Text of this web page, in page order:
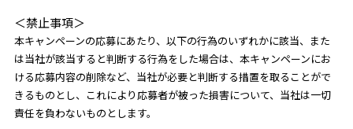
＜禁止事項＞
本キャンペーンの応募にあたり、以下の行為のいずれかに該当、また
は当社が該当すると判断する行為をした場合は、本キャンペーンにお
ける応募内容の削除など、当社が必要と判断する措置を取ることがで
きるものとし、これにより応募者が被った損害について、当社は一切
責任を負わないものとします。